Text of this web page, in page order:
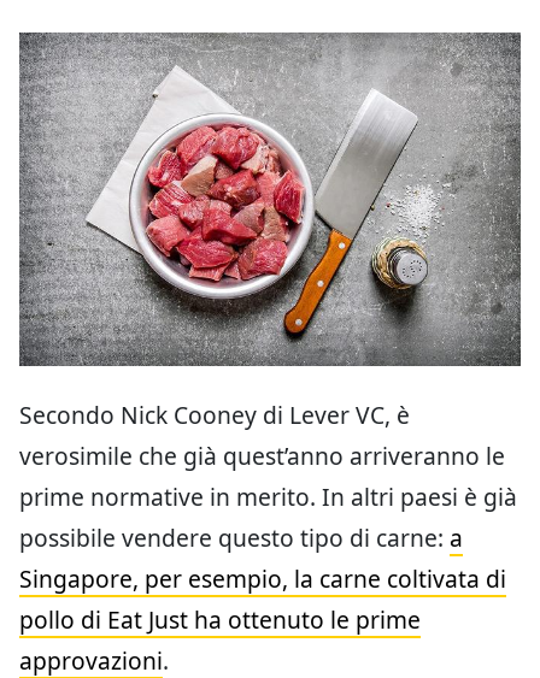
Secondo Nick Cooney di Lever VC, è
verosimile che già quest’anno arriveranno le
prime normative in merito. In altri paesi è già
possibile vendere questo tipo di carne: a
Singapore, per esempio, la carne coltivata di
pollo di Eat Just ha ottenuto le prime
approvazioni.